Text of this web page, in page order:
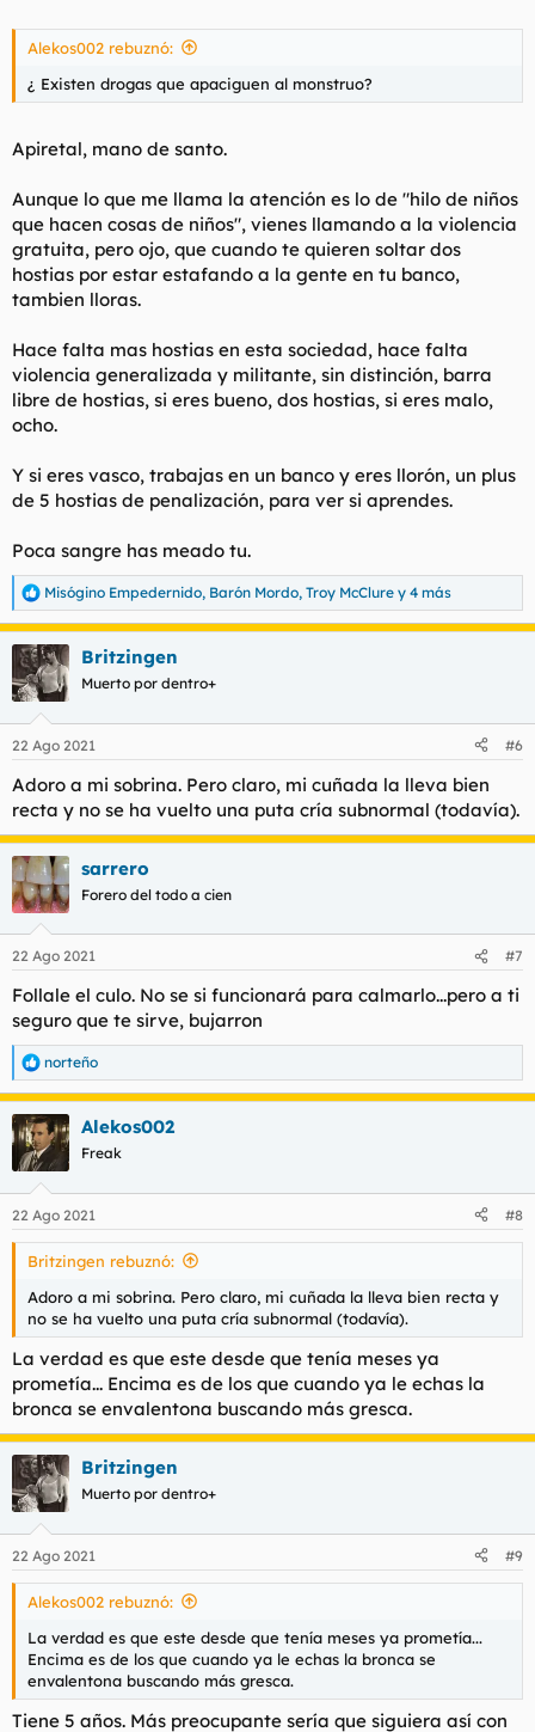
Alekos002 rebuznó:
¿ Existen drogas que apaciguen al monstruo?
Apiretal, mano de santo.
Aunque lo que me llama la atención es lo de "hilo de niños
que hacen cosas de niños", vienes llamando a la violencia
gratuita, pero ojo, que cuando te quieren soltar dos
hostias por estar estafando a la gente en tu banco,
tambien lloras.
Hace falta mas hostias en esta sociedad, hace falta
violencia generalizada y militante, sin distinción, barra
libre de hostias, si eres bueno, dos hostias, si eres malo,
ocho.
Y si eres vasco, trabajas en un banco y eres llorón, un plus
de 5 hostias de penalización, para ver si aprendes.
Poca sangre has meado tu.
R
e
a
c
c
i
e
:
Misógino Empedernido, Barón Mordo, Troy McClure y 4 más
Britzingen
Muerto por dentro+
22 Ago 2021 #6
Adoro a mi sobrina. Pero claro, mi cuñada la lleva bien
recta y no se ha vuelto una puta cría subnormal (todavía).
sarrero
Forero del todo a cien
22 Ago 2021 #7
Follale el culo. No se si funcionará para calmarlo...pero a ti
seguro que te sirve, bujarron
R
e
a
c
c
i
e
s
norteño
Alekos002
Freak
22 Ago 2021 #8
Britzingen rebuznó:
Adoro a mi sobrina. Pero claro, mi cuñada la lleva bien recta y
no se ha vuelto una puta cría subnormal (todavía).
La verdad es que este desde que tenía meses ya
prometía... Encima es de los que cuando ya le echas la
bronca se envalentona buscando más gresca.
Britzingen
Muerto por dentro+
22 Ago 2021 #9
Alekos002 rebuznó:
La verdad es que este desde que tenía meses ya prometía...
Encima es de los que cuando ya le echas la bronca se
envalentona buscando más gresca.
Tiene 5 años. Más preocupante sería que siguiera así con